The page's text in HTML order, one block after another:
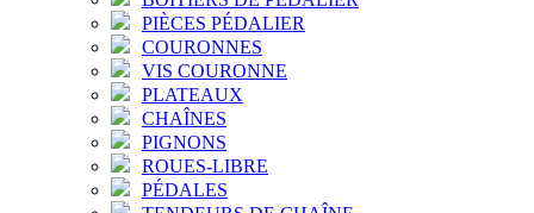
PIÈCES PÉDALIER
COURONNES
VIS COURONNE
PLATEAUX
CHAÎNES
PIGNONS
ROUES-LIBRE
PÉDALES